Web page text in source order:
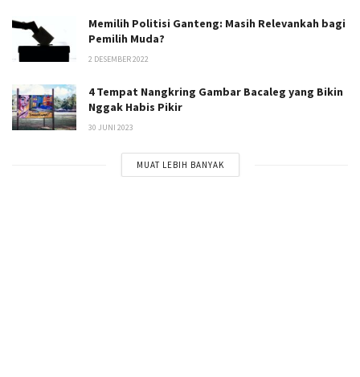
Memilih Politisi Ganteng: Masih Relevankah bagi
Pemilih Muda?
2 DESEMBER 2022
4 Tempat Nangkring Gambar Bacaleg yang Bikin
Nggak Habis Pikir
30 JUNI 2023
MUAT LEBIH BANYAK